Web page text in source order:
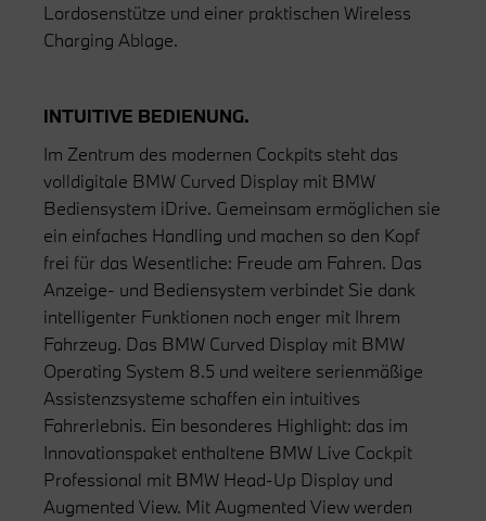
Lordosenstütze und einer praktischen Wireless
Charging Ablage.
INTUITIVE BEDIENUNG.
Im Zentrum des modernen Cockpits steht das
volldigitale BMW Curved Display mit BMW
Bediensystem iDrive. Gemeinsam ermöglichen sie
ein einfaches Handling und machen so den Kopf
frei für das Wesentliche: Freude am Fahren. Das
Anzeige- und Bediensystem verbindet Sie dank
intelligenter Funktionen noch enger mit Ihrem
Fahrzeug. Das BMW Curved Display mit BMW
Operating System 8.5 und weitere serienmäßige
Assistenzsysteme schaffen ein intuitives
Fahrerlebnis. Ein besonderes Highlight: das im
Innovationspaket enthaltene BMW Live Cockpit
Professional mit BMW Head-Up Display und
Augmented View. Mit Augmented View werden